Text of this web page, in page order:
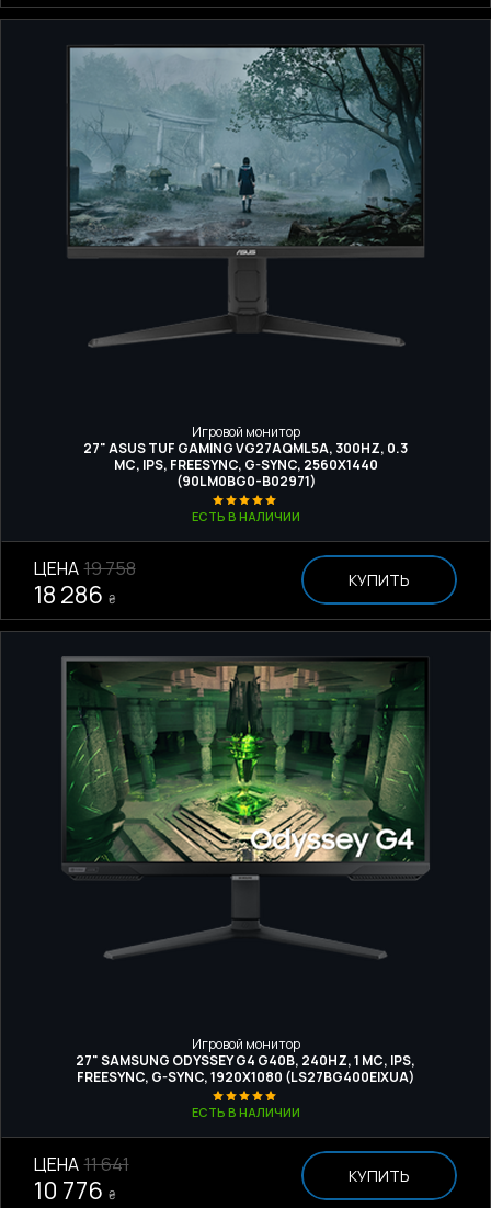
Игровой монитор
27" ASUS TUF GAMING VG27AQML5A, 300HZ, 0.3
МС, IPS, FREESYNC, G-SYNC, 2560X1440
(90LM0BG0-B02971)
ЕСТЬ В НАЛИЧИИ
ЦЕНА 19 758
18 286 ₴
КУПИТЬ
Игровой монитор
27" SAMSUNG ODYSSEY G4 G40B, 240HZ, 1 МС, IPS,
FREESYNC, G-SYNC, 1920X1080 (LS27BG400EIXUA)
ЕСТЬ В НАЛИЧИИ
ЦЕНА 11 641
10 776 ₴
КУПИТЬ